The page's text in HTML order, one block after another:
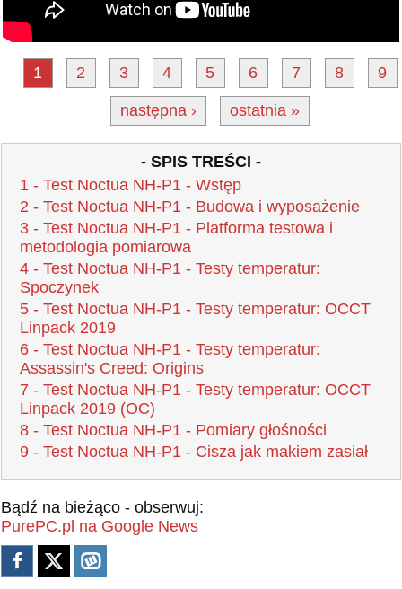
1 2 3 4 5 6 7 8 9
następna › ostatnia »
- SPIS TREŚCI -
1 - Test Noctua NH-P1 - Wstęp
2 - Test Noctua NH-P1 - Budowa i wyposażenie
3 - Test Noctua NH-P1 - Platforma testowa i
metodologia pomiarowa
4 - Test Noctua NH-P1 - Testy temperatur:
Spoczynek
5 - Test Noctua NH-P1 - Testy temperatur: OCCT
Linpack 2019
6 - Test Noctua NH-P1 - Testy temperatur:
Assassin's Creed: Origins
7 - Test Noctua NH-P1 - Testy temperatur: OCCT
Linpack 2019 (OC)
8 - Test Noctua NH-P1 - Pomiary głośności
9 - Test Noctua NH-P1 - Cisza jak makiem zasiał
Bądź na bieżąco - obserwuj:
PurePC.pl na Google News